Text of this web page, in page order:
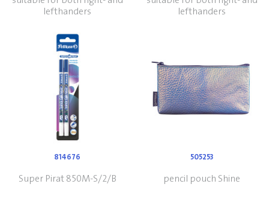
lefthanders
lefthanders
814676
Super Pirat 850M-S/2/B
505253
pencil pouch Shine